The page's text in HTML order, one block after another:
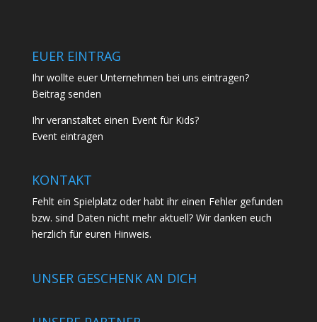
EUER EINTRAG
Ihr wollte euer Unternehmen bei uns eintragen?
Beitrag senden
Ihr veranstaltet einen Event für Kids?
Event eintragen
KONTAKT
Fehlt ein Spielplatz oder habt ihr einen Fehler gefunden
bzw. sind Daten nicht mehr aktuell? Wir danken euch
herzlich für euren Hinweis.
UNSER GESCHENK AN DICH